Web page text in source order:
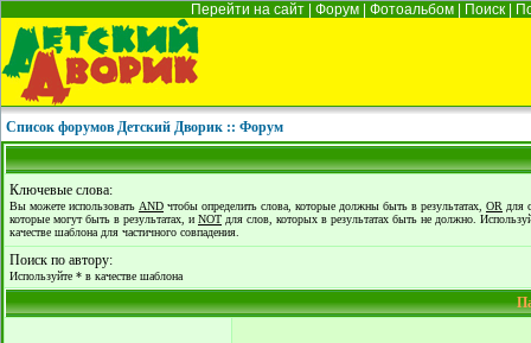
Перейти на сайт Форум Фотоальбом Поиск
Список форумов Детский Дворик :: Форум
Ключевые слова:
Вы можете использовать AND чтобы определить слова, которые должны быть в результатах, OR для
которые могут быть в результатах, и NOT для слов, которых в результатах быть не должно.
качестве шаблона для частичного совпадения.
Поиск по автору:
Используйте * в качестве шаблона